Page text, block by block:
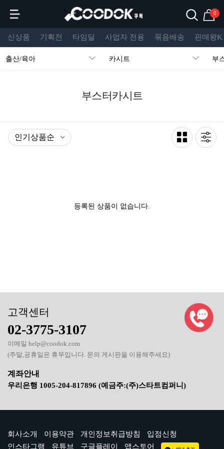
s 0
신상품 기획전 타임딜 사업자 전용 묶음배송 판매왕K
출산/육아 카시트 부
부스터카시트
등록된 상품이 없습니다.
02-3775-3107
이메일 help@coodok.com
(주말,공휴일은 휴무입니다. 문의 게시판을 이용해주세요)
우리은행 1005-204-817896 (예금주:(주)스타트컴퍼니)
회사소개 이용약관 개인정보취급방침
입점신청
인스타그램
유튜브 구글플레이 앱스토어